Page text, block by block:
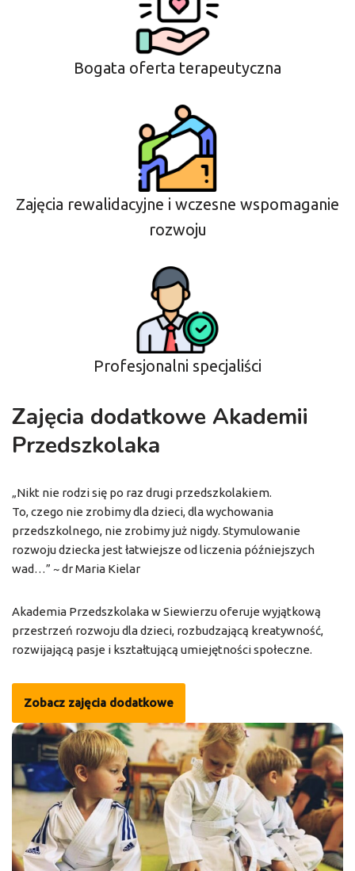
Bogata oferta terapeutyczna
Zajęcia rewalidacyjne i wczesne wspomaganie
rozwoju
Profesjonalni specjaliści
Zajęcia dodatkowe Akademii
Przedszkolaka
„Nikt nie rodzi się po raz drugi przedszkolakiem.
To, czego nie zrobimy dla dzieci, dla wychowania
przedszkolnego, nie zrobimy już nigdy. Stymulowanie
rozwoju dziecka jest łatwiejsze od liczenia późniejszych
wad…” ~ dr Maria Kielar
Akademia Przedszkolaka w Siewierzu oferuje wyjątkową
przestrzeń rozwoju dla dzieci, rozbudzającą kreatywność,
rozwijającą pasje i kształtującą umiejętności społeczne.
Zobacz zajęcia dodatkowe